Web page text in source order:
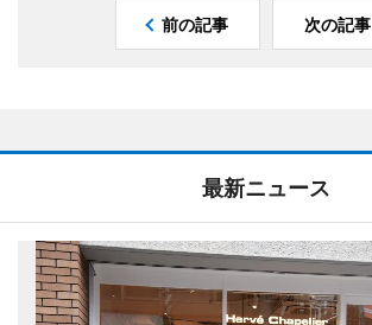
前の記事 次の記事
最新ニュース